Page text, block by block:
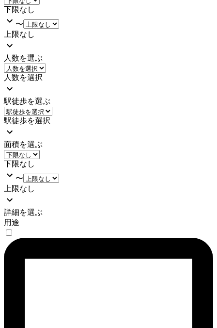
下限なし
〜
上限なし
人数を選ぶ
人数を選択
駅徒歩を選ぶ
駅徒歩を選択
面積を選ぶ
下限なし
〜
上限なし
詳細を選ぶ
用途